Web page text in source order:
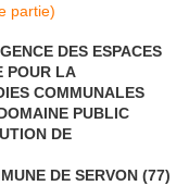
partie)
DES ESPACES
POUR LA
COMMUNALES
PUBLIC
DE
DE SERVON (77)